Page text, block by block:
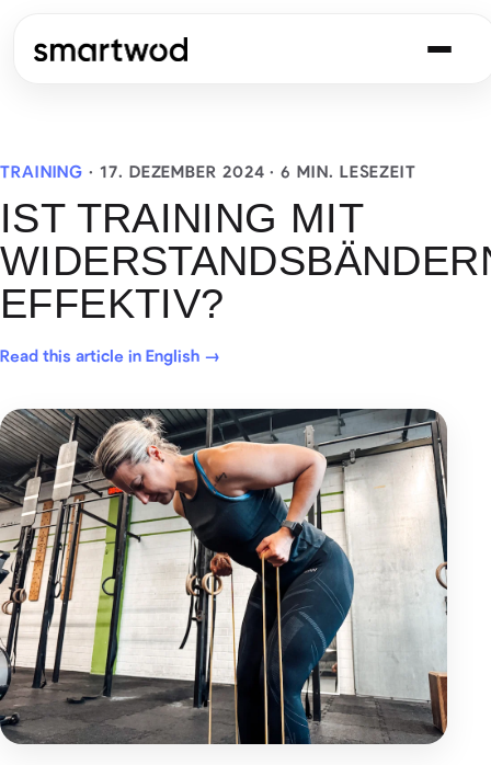
TRAINING ·17. DEZEMBER 2024 · 6 MIN. LESEZEIT
IST TRAINING MIT
EFFEKTIV?
Read this article in English →